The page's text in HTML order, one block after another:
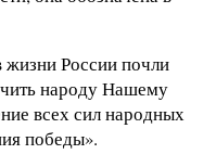
жизни России почли
народу Нашему
всех сил народных
победы».